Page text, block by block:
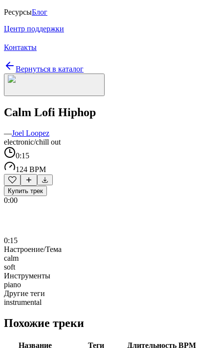
РесурсыБлог
Центр поддержки
Контакты
Вернуться в каталог
Calm Lofi Hiphop
—Joel Loopez
electronic/chill out
0:15
124 BPM
Купить трек
0:00
0:15
Настроение/Тема
calm
soft
Инструменты
piano
Другие теги
instrumental
Похожие треки
Название Теги Длительность BPM